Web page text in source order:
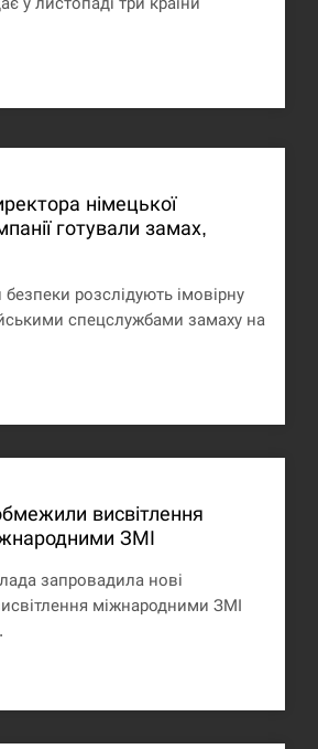
ROZETKA и “Новая
“Бардеролями” по Харькову,
німецької
готували замах,
безпеки розслідують імовірну
спецслужбами замаху на
висвітлення
ЗМІ
запровадила нові
міжнародними ЗМІ